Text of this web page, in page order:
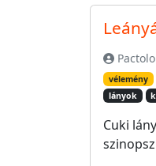
vélemény
lányok
Cuki